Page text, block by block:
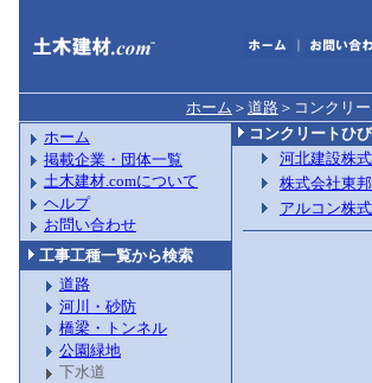
｜
ホーム ＞ 道路 ＞ コンクリ
ホーム
掲載企業・団体一覧
土木建材.comについて
ヘルプ
お問い合わせ
工事工種一覧から検索
道路
河川・砂防
橋梁・トンネル
公園緑地
下水道
コンクリートひ
河北建設株
株式会社東
アルコン株